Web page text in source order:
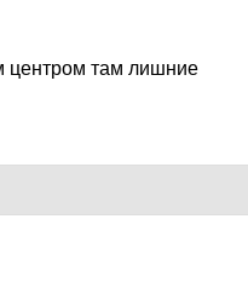
там лишние